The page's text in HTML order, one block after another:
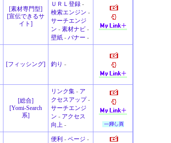
[素材専門型]
[宣伝できるサ
イト]
ＵＲＬ登録 -
検索エンジン -
サーチエンジ
ン -素材ナビ -
壁紙 -バナー -
[フィッシング] 釣り -
[総合]
[Yomi-Search
系]
リンク集 - ア
クセスアップ-
サーチエンジ
ン - アクセス
向上 -
便利 -ページ -